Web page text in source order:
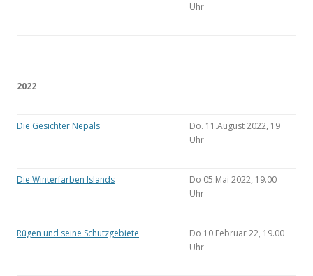
Uhr
2022
Die Gesichter Nepals
Do. 11.August 2022, 19
Uhr
Die Winterfarben Islands
Do 05.Mai 2022, 19.00
Uhr
Rügen und seine Schutzgebiete
Do 10.Februar 22, 19.00
Uhr